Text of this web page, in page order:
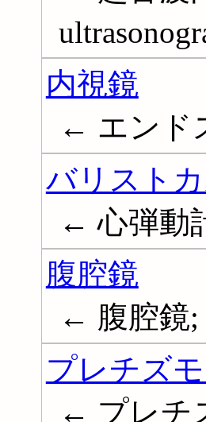
内視鏡
← エンド
バリスト
← 心弾動
腹腔鏡
← 腹腔鏡;
プレチズ
← プレチ